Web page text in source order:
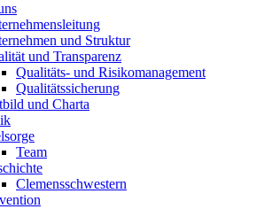
und Struktur
und Transparenz
Qualitäts- und Risikomanagement
Qualitätssicherung
und Charta
Team
Clemensschwestern